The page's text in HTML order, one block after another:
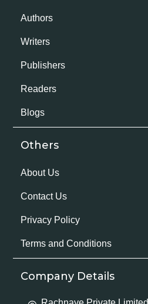
Authors
Writers
Publishers
Readers
Blogs
Others
About Us
Contact Us
Privacy Policy
Terms and Conditions
Company Details